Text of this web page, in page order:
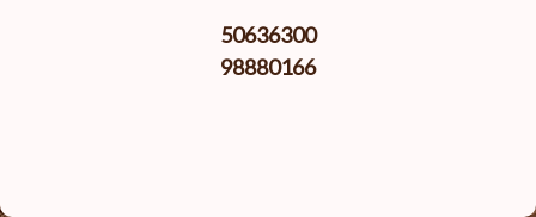
50636300
98880166